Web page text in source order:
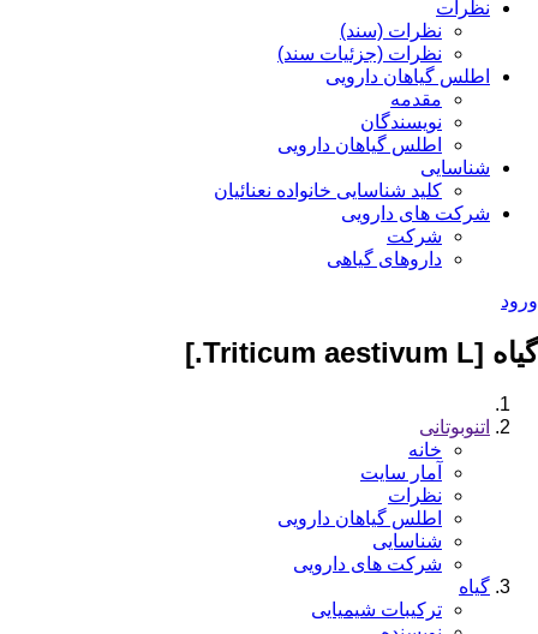
نظرات
نظرات (سند)
نظرات (جزئیات سند)
اطلس گیاهان دارویی
مقدمه
نویسندگان
اطلس گیاهان دارویی
شناسایی
کلید شناسایی خانواده نعنائیان
شرکت های دارویی
شرکت
داروهای گیاهی
ورود
گیاه [Triticum aestivum L.]
اتنوبوتانی
خانه
آمار سایت
نظرات
اطلس گیاهان دارویی
شناسایی
شرکت های دارویی
گیاه
ترکیبات شیمیایی